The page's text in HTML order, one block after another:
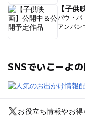
【子供
パウ・パ
アンパン
SNSでいこーよ
お役立ち情報やお